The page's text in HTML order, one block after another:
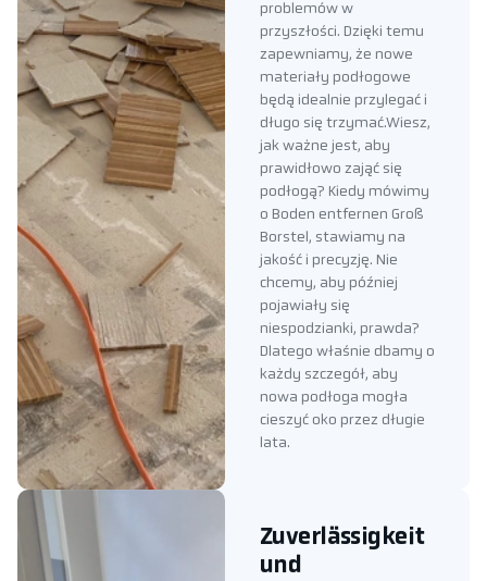
problemów w
przyszłości. Dzięki temu
zapewniamy, że nowe
materiały podłogowe
będą idealnie przylegać i
długo się trzymać.Wiesz,
jak ważne jest, aby
prawidłowo zająć się
podłogą? Kiedy mówimy
o Boden entfernen Groß
Borstel, stawiamy na
jakość i precyzję. Nie
chcemy, aby później
pojawiały się
niespodzianki, prawda?
Dlatego właśnie dbamy o
każdy szczegół, aby
nowa podłoga mogła
cieszyć oko przez długie
lata.
Zuverlässigkeit
und